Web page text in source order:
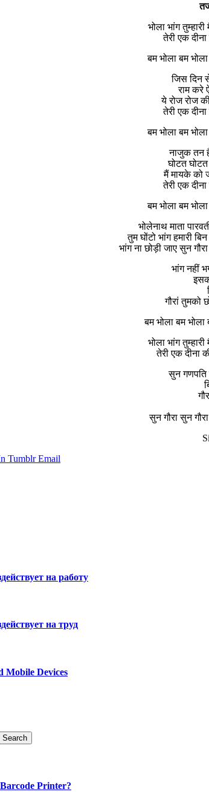
भोला भांग
तेरी एक दीना
बम भोला बम
जिस दिन
राम करे
ये रोज रोज
तेरी एक दीना
बम भोला बम
नाजुक तन
घोटत घोटत
मैं मायके को
तेरी एक दीना
बम भोला बम
भोलेनाथ माता
तुम घोंटो भांग हमारी
भांग ना छोड़ी जाए सुन
भांग नहीं
गौरां तुमको
बम भोला बम भोला
भोला भांग
तेरी एक दीना
सुन गणपति
सुन गौरा सुन
Tumblr Email
на работу
на труд
Mobile Devices
Printer?